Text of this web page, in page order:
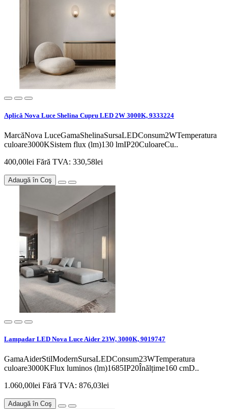
Aplică Nova Luce Shelina Cupru LED 2W 3000K, 9333224
MarcăNova LuceGamaShelinaSursaLEDConsum2WTemperatura
culoare3000KSistem flux (lm)130 lmIP20CuloareCu..
400,00lei Fără TVA: 330,58lei
Adaugă în Coş
Lampadar LED Nova Luce Aider 23W, 3000K, 9019747
GamaAiderStilModernSursaLEDConsum23WTemperatura
culoare3000KFlux luminos (lm)1685IP20Înălțime160 cmD..
1.060,00lei Fără TVA: 876,03lei
Adaugă în Coş